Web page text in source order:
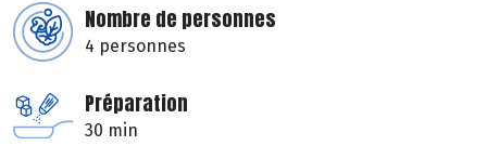
Nombre de personnes
4 personnes
Préparation
30 min